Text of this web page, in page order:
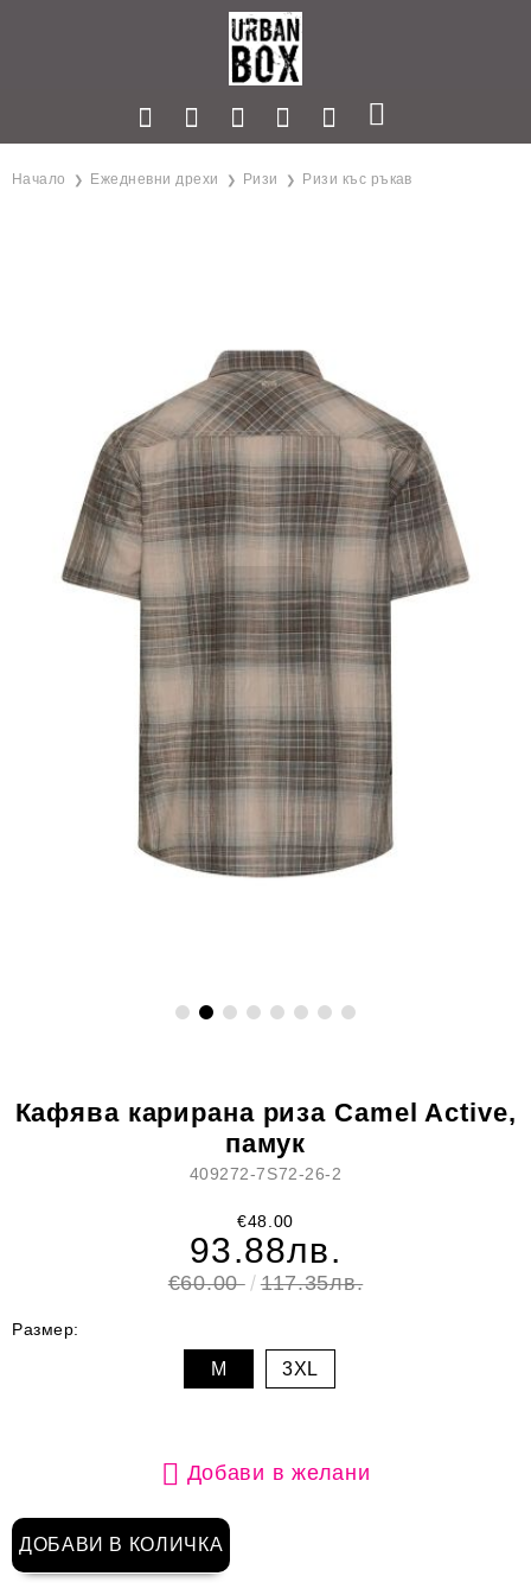
Начало Ежедневни дрехи Ризи Ризи къс ръкав
Кафява карирана риза Camel Active,
памук
409272-7S72-26-2
€48.00
93.88лв.
€60.00 117.35лв.
Размер:
M 3XL
Добави в желани